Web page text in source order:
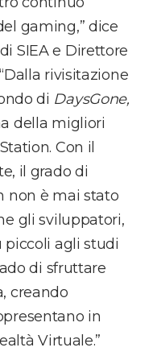
gaming,” dice
SIEA e Direttore
rivisitazione
di DaysGone,
della migliori
Con il
il grado di
non è mai stato
gli sviluppatori,
agli studi
di sfruttare
creando
in
Virtuale.”